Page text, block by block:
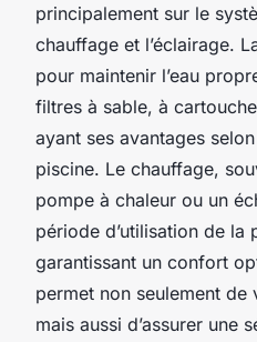
principalement sur le
chauffage et l’éclairage.
pour maintenir l’eau
filtres à sable, à
ayant ses avantages
piscine. Le chauffage,
pompe à chaleur ou un
période d’utilisation de la
garantissant un confort
permet non seulement
mais aussi d’assurer une